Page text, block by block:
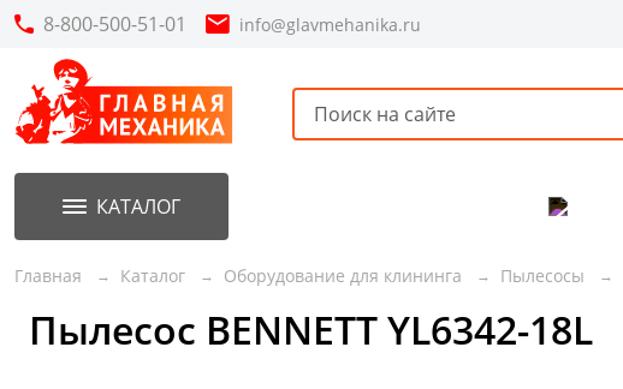
8-800-500-51-01 info@glavmehanika.ru
КАТАЛОГ
Главная Каталог Оборудование для клининга Пылесосы
Пылесос BENNETT YL6342-18L